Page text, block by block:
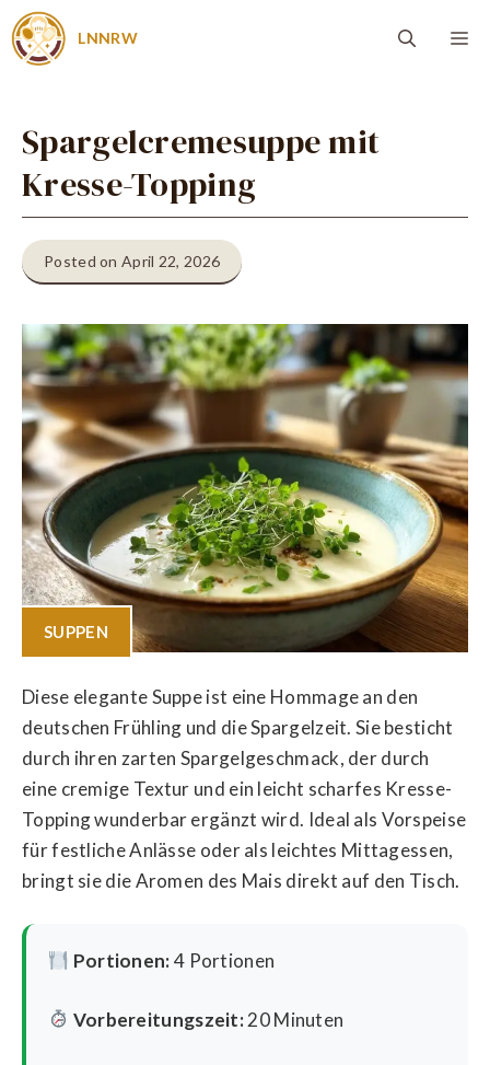
Zum
Inhalt
LNNRW
Spargelcremesuppe mit
Kresse-Topping
Posted on April 22, 2026
SUPPEN
Diese elegante Suppe ist eine Hommage an den
deutschen Frühling und die Spargelzeit. Sie besticht
durch ihren zarten Spargelgeschmack, der durch
eine cremige Textur und ein leicht scharfes Kresse-
Topping wunderbar ergänzt wird. Ideal als Vorspeise
für festliche Anlässe oder als leichtes Mittagessen,
bringt sie die Aromen des Mais direkt auf den Tisch.
Portionen:4 Portionen
Vorbereitungszeit:20 Minuten